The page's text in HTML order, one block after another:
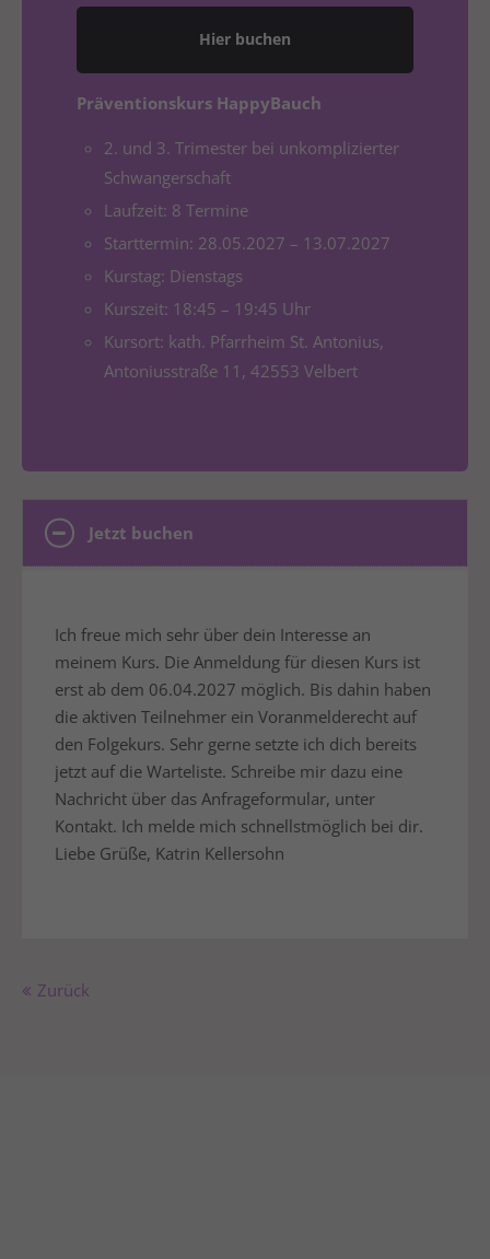
Cum sociis natoque penatibus et magnis dis
parturient montes, nascetur ridiculus mus. Donec
quam felis, ultricies nec.
Hier buchen
Präventionskurs HappyBauch
2. und 3. Trimester bei unkomplizierter
Schwangerschaft
Laufzeit: 8 Termine
Starttermin: 28.05.2027 – 13.07.2027
Kurstag: Dienstags
Kurszeit: 18:45 – 19:45 Uhr
Kursort: kath. Pfarrheim St. Antonius,
Antoniusstraße 11, 42553 Velbert
Jetzt buchen
Ich freue mich sehr über dein Interesse an
meinem Kurs. Die Anmeldung für diesen Kurs ist
erst ab dem 06.04.2027 möglich. Bis dahin haben
die aktiven Teilnehmer ein Voranmelderecht auf
den Folgekurs. Sehr gerne setzte ich dich bereits
jetzt auf die Warteliste. Schreibe mir dazu eine
Nachricht über das Anfrageformular, unter
Kontakt. Ich melde mich schnellstmöglich bei dir.
Liebe Grüße, Katrin Kellersohn
Zurück